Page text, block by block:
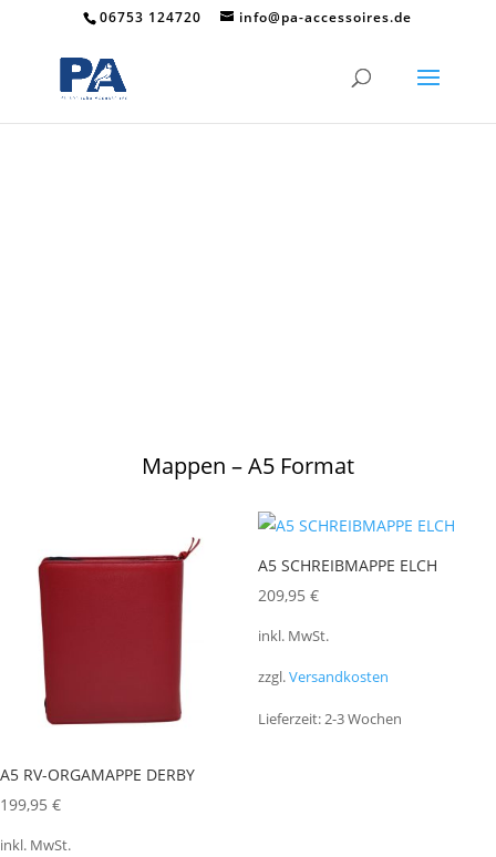
06753 124720 info@pa-accessoires.de
Mappen – A5 Format
A5 RV-ORGAMAPPE DERBY
199,95 €
inkl. MwSt.
A5 SCHREIBMAPPE ELCH
209,95 €
inkl. MwSt.
zzgl.Versandkosten
Lieferzeit:2-3 Wochen